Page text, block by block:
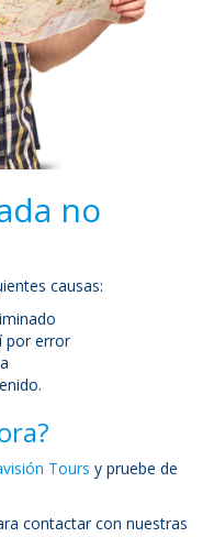
no
causas:
por error
Tours y pruebe de
contactar con nuestras